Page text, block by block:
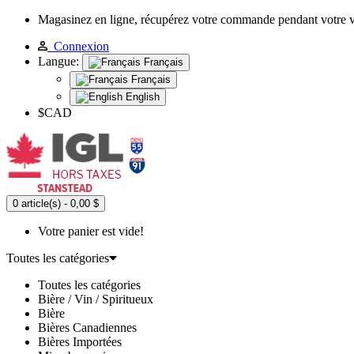
Magasinez en ligne, récupérez votre commande pendant votre
Connexion
Langue:
Français
Français
English
$CAD
0 article(s) - 0,00 $
Votre panier est vide!
Toutes les catégories
Toutes les catégories
Bière / Vin / Spiritueux
Bière
Bières Canadiennes
Bières Importées